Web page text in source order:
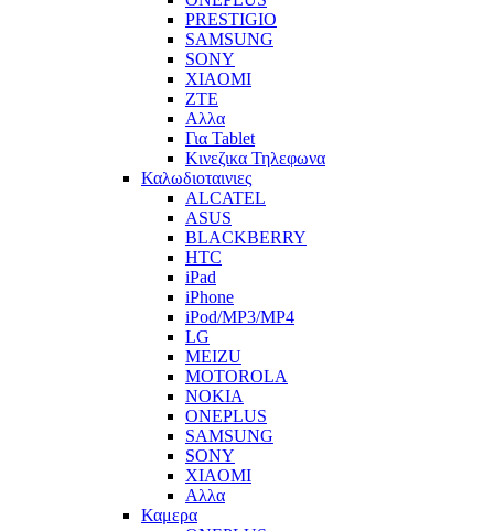
PRESTIGIO
SAMSUNG
SONY
XIAOMI
ZTE
Αλλα
Για Tablet
Κινεζικα Τηλεφωνα
Καλωδιοταινιες
ALCATEL
ASUS
BLACKBERRY
HTC
iPad
iPhone
iPod/MP3/MP4
LG
MEIZU
MOTOROLA
NOKIA
ONEPLUS
SAMSUNG
SONY
XIAOMI
Αλλα
Καμερα